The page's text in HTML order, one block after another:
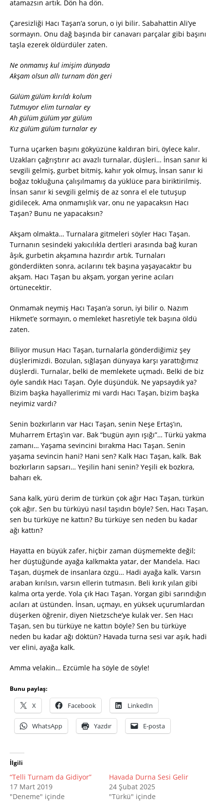
atamazsın artık. Dön ha dön.
Çaresizliği Hacı Taşan’a sorun, o iyi bilir. Sabahattin Ali’ye
sormayın. Onu dağ başında bir canavarı parçalar gibi başını
taşla ezerek öldürdüler zaten.
Ne onmamış kul imişim dünyada
Akşam olsun allı turnam dön geri
Gülüm gülüm kırıldı kolum
Tutmuyor elim turnalar ey
Ah gülüm gülüm yar gülüm
Kız gülüm gülüm turnalar ey
Turna uçarken başını gökyüzüne kaldıran biri, öylece kalır.
Uzakları çağrıştırır acı avazlı turnalar, düşleri… İnsan sanır ki
sevgili gelmiş, gurbet bitmiş, kahır yok olmuş, İnsan sanır ki
boğaz tokluğuna çalışılmamış da yüklüce para biriktirilmiş.
İnsan sanır ki sevgili gelmiş de az sonra el ele tutuşup
gidilecek. Ama onmamışlık var, onu ne yapacaksın Hacı
Taşan? Bunu ne yapacaksın?
Akşam olmakta… Turnalara gitmeleri söyler Hacı Taşan.
Turnanın sesindeki yakıcılıkla dertleri arasında bağ kuran
âşık, gurbetin akşamına hazırdır artık. Turnaları
gönderdikten sonra, acılarını tek başına yaşayacaktır bu
akşam. Hacı Taşan bu akşam, yorgan yerine acıları
örtünecektir.
Onmamak neymiş Hacı Taşan’a sorun, iyi bilir o. Nazım
Hikmet’e sormayın, o memleket hasretiyle tek başına öldü
zaten.
Biliyor musun Hacı Taşan, turnalarla gönderdiğimiz şey
düşlerimizdi. Bozulan, sığlaşan dünyaya karşı yarattığımız
düşlerdi. Turnalar, belki de memlekete uçmadı. Belki de biz
öyle sandık Hacı Taşan. Öyle düşündük. Ne yapsaydık ya?
Bizim başka hayallerimiz mi vardı Hacı Taşan, bizim başka
neyimiz vardı?
Senin bozkırların var Hacı Taşan, senin Neşe Ertaş’ın,
Muharrem Ertaş’ın var. Bak “bugün ayın ışığı”… Türkü yakma
zamanı… Yaşama sevincini bırakma Hacı Taşan. Senin
yaşama sevincin hani? Hani sen? Kalk Hacı Taşan, kalk. Bak
bozkırların sapsarı… Yeşilin hani senin? Yeşili ek bozkıra,
baharı ek.
Sana kalk, yürü derim de türkün çok ağır Hacı Taşan, türkün
çok ağır. Sen bu türküyü nasıl taşıdın böyle? Sen, Hacı Taşan,
sen bu türküye ne kattın? Bu türküye sen neden bu kadar
ağı kattın?
Hayatta en büyük zafer, hiçbir zaman düşmemekte değil;
her düştüğünde ayağa kalkmakta yatar, der Mandela. Hacı
Taşan, düşmek de insanlara özgü… Hadi ayağa kalk. Varsın
araban kırılsın, varsın ellerin tutmasın. Beli kırık yılan gibi
kalma orta yerde. Yola çık Hacı Taşan. Yorgan gibi sarındığın
acıları at üstünden. İnsan, uçmayı, en yüksek uçurumlardan
düşerken öğrenir, diyen Nietzsche’ye kulak ver. Sen Hacı
Taşan, sen bu türküye ne kattın böyle? Sen bu türküye
neden bu kadar ağı döktün? Havada turna sesi var aşık, hadi
ver elini, ayağa kalk.
Amma velakin… Ezcümle ha söyle de söyle!
Bunu paylaş:
X Facebook LinkedIn
WhatsApp Yazdır E-posta
İlgili
“Telli Turnam da Gidiyor”
17 Mart 2019
"Deneme" içinde
Havada Durna Sesi Gelir
24 Şubat 2025
"Türkü" içinde